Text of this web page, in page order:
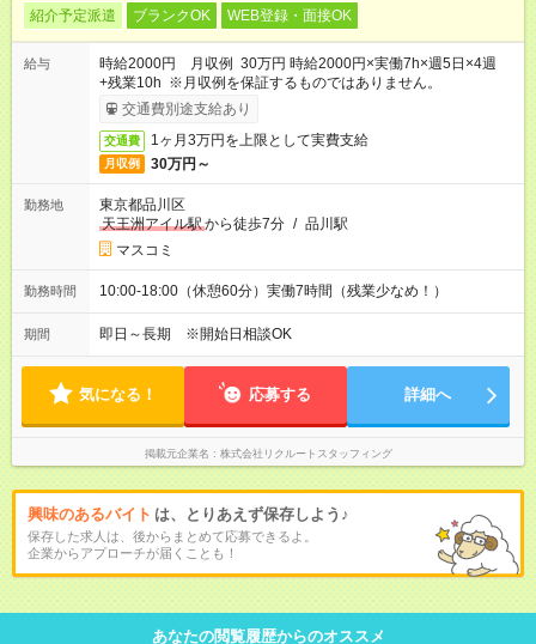
紹介予定派遣 ブランクOK WEB登録・面接OK
給与
時給2000円 月収例 30万円 時給2000円×実働7h×週5日×4週
+残業10h ※月収例を保証するものではありません。
交通費別途支給あり
交通費 1ヶ月3万円を上限として実費支給
月収例 30万円～
勤務地
東京都品川区
天王洲アイル駅から徒歩7分 / 品川駅
マスコミ
勤務時間 10:00-18:00（休憩60分）実働7時間（残業少なめ！）
期間 即日～長期 ※開始日相談OK
気になる！ 応募する 詳細へ
掲載元企業名 株式会社リクルートスタッフィング
興味のあるバイト は、とりあえず保存しよう♪
保存した求人は、後からまとめて応募できるよ。
企業からアプローチが届くことも！
あなたの閲覧履歴からのオススメ